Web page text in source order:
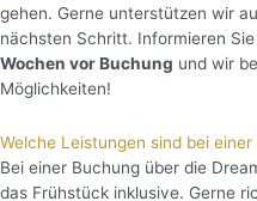
gehen. Gerne unterstützen wir
nächsten Schritt. Informieren
Wochen vor Buchung und wir
Möglichkeiten!
Welche Leistungen sind bei
Bei einer Buchung über die
das Frühstück inklusive. Gerne